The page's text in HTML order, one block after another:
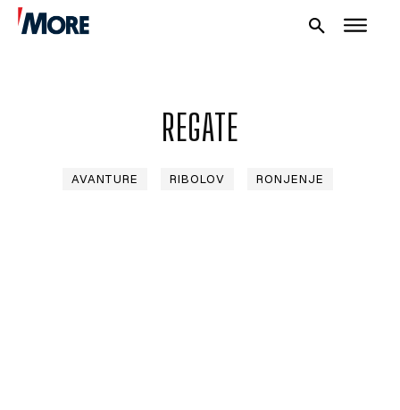
REGATE
AVANTURE RIBOLOV RONJENJE